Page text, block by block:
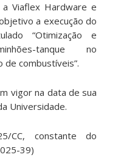
a Viaflex Hardware e
a execução do
“Otimização e
tanque no
de combustíveis”.
vigor na data de sua
Universidade.
CC, constante do
39)